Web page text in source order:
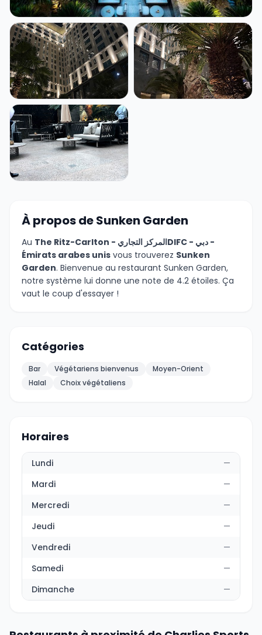
À propos de Sunken Garden
Au The Ritz-Carlton - المركز التجاريDIFC - دبي -
Émirats arabes unis vous trouverez Sunken
Garden. Bienvenue au restaurant Sunken Garden,
notre système lui donne une note de 4.2 étoiles. Ça
vaut le coup d'essayer !
Catégories
Bar Végétariens bienvenus
Moyen-Orient
Halal
Choix végétaliens
Horaires
Lundi
—
Mardi
—
Mercredi
—
Jeudi
—
Vendredi
—
Samedi
—
Dimanche
—